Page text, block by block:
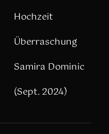
Hochzeit
Überraschung
Samira Dominic
(Sept. 2024)